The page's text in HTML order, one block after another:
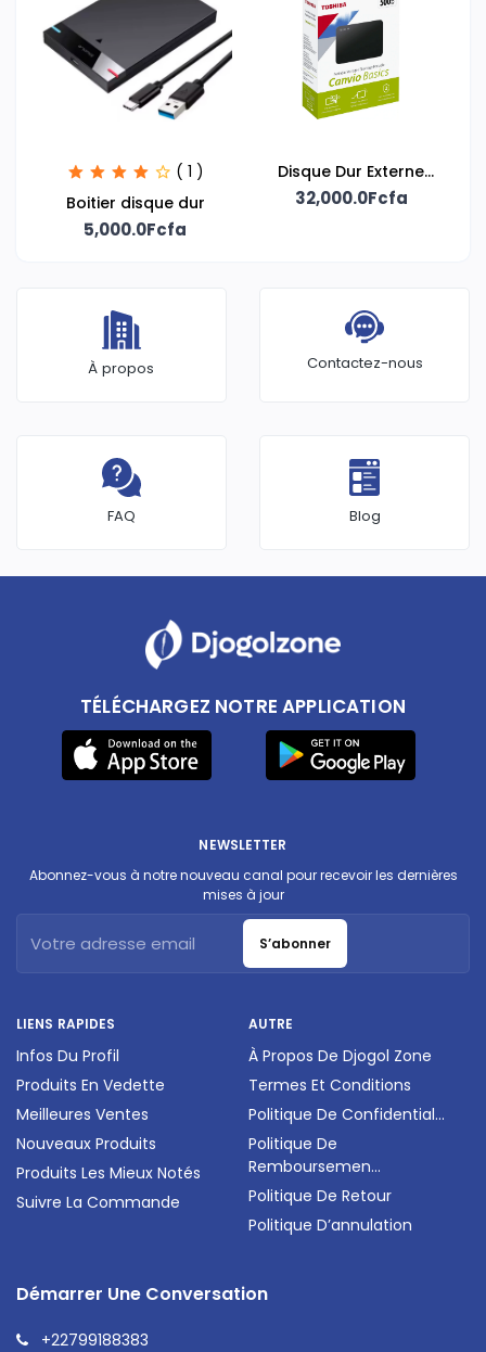
( 1 )
Boitier disque dur
5,000.0Fcfa
Disque Dur Externe
500GB
32,000.0Fcfa
À propos Contactez-nous
FAQ Blog
TÉLÉCHARGEZ NOTRE APPLICATION
LIENS RAPIDES
Infos Du Profil
Produits En Vedette
Meilleures Ventes
Nouveaux Produits
Produits Les Mieux Notés
Suivre La Commande
AUTRE
À Propos De Djogol Zone
Termes Et Conditions
Politique De Confidential...
Politique De
Remboursemen...
Politique De Retour
Politique D’annulation
NEWSLETTER
Abonnez-vous à notre nouveau canal pour recevoir les dernières
mises à jour
S’abonner
Démarrer Une Conversation
+22799188383